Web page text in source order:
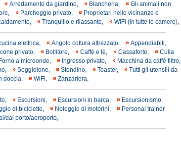
Arredamento da giardino, Biancheria,
Gli animali non
Parcheggio privato,
Proprietari nelle vicinanze e
Tranquillo e rilassante, WiFi (in tutte le camere),
elettrica, Angolo cottura attrezzato,
Appendiabiti,
privato, Bollitore, Caffè e tè, Cassaforte,
Culla
Forno a microonde, Ingresso privato,
Macchina da caffè filtro,
Seggiolone, Stendino, Toaster,
Tutti gli utensili da
doccia, WiFi, Zanzariera,
Escursioni, Escursioni in barca,
Escursionismo,
di biciclette, Noleggio di motorini,
Personal trainer
dal porto/aeroporto,